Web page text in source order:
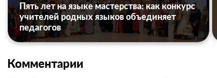
Пять лет на языке мастерства: как конкурс
учителей родных языков объединяет
педагогов
Комментарии